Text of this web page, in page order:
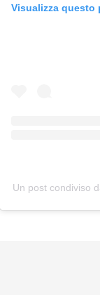
Visualizza questo
Un post condiviso